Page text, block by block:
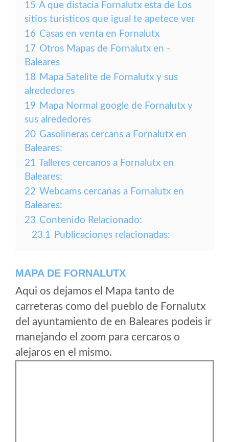
15 A que distacia Fornalutx esta de Los
sitios turisticos que igual te apetece ver
16 Casas en venta en Fornalutx
17 Otros Mapas de Fornalutx en -
Baleares
18 Mapa Satelite de Fornalutx y sus
alrededores
19 Mapa Normal google de Fornalutx y
sus alrededores
20 Gasolineras cercans a Fornalutx en
Baleares:
21 Talleres cercanos a Fornalutx en
Baleares:
22 Webcams cercanas a Fornalutx en
Baleares:
23 Contenido Relacionado:
23.1 Publicaciones relacionadas:
MAPA DE FORNALUTX
Aqui os dejamos el Mapa tanto de
carreteras como del pueblo de Fornalutx
del ayuntamiento de en Baleares podeis ir
manejando el zoom para cercaros o
alejaros en el mismo.